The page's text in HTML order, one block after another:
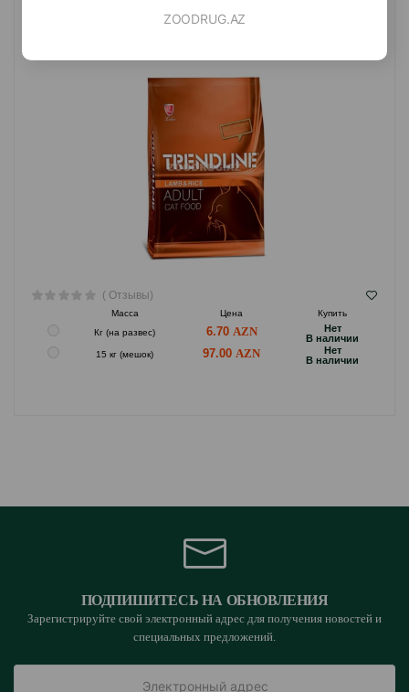
ZOODRUG.AZ
ПОЛНОЦЕННЫЙ И СБАЛАНСИРОВАННЫЙ ДЛЯ ВЗРОСЛЫХ
( Отзывы)
Масса Цена
Купить
Кг (на развес)
6.70
Hет
B наличии
15 кг (мешок) 97.00
Hет
B наличии
ПОДПИШИТЕСЬ НА ОБНОВЛЕНИЯ
Зарегистрируйте свой электронный адрес для получения новостей и
специальных предложений.